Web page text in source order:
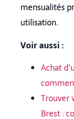
mensualités
utilisation.
Voir aussi :
Achat
Trouver
Brest :